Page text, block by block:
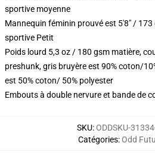
sportive moyenne
Mannequin féminin prouvé est 5'8" /
sportive Petit
Poids lourd 5,3 oz / 180 gsm matière,
preshunk, gris bruyère est 90% coton/
est 50% coton/ 50% polyester
Embouts à double nervure et bande de
SKU:ODDSKU-
Catégories:Odd